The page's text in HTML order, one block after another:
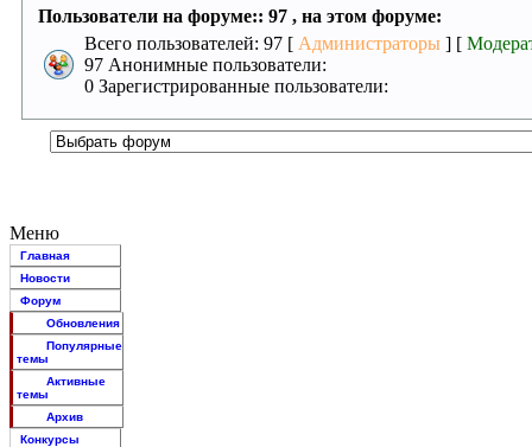
Пользователи на форуме:: 97 , на этом форуме:
Всего пользователей: 97 [ Администраторы ] [
97 Анонимные пользователи:
0 Зарегистрированные пользователи:
Меню
Главная
Новости
Форум
Обновления
Популярные
темы
Активные
темы
Архив
Конкурсы